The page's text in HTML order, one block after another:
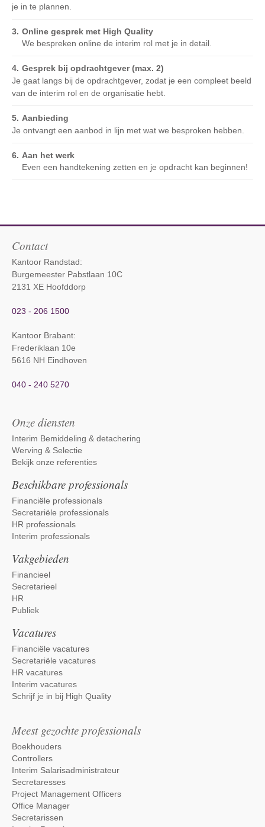
je in te plannen.
Online gesprek met High Quality
We bespreken online de interim rol met je in detail.
Gesprek bij opdrachtgever (max. 2)
Je gaat langs bij de opdrachtgever, zodat je een compleet beeld
van de interim rol en de organisatie hebt.
Aanbieding
Je ontvangt een aanbod in lijn met wat we besproken hebben.
Aan het werk
Even een handtekening zetten en je opdracht kan beginnen!
Contact
Kantoor Randstad:
Burgemeester Pabstlaan 10C
2131 XE Hoofddorp
023 - 206 1500
Kantoor Brabant:
Frederiklaan 10e
5616 NH Eindhoven
040 - 240 5270
Onze diensten
Interim Bemiddeling & detachering
Werving & Selectie
Bekijk onze referenties
Beschikbare professionals
Financiële professionals
Secretariële professionals
HR professionals
Interim professionals
Vakgebieden
Financieel
Secretarieel
HR
Publiek
Vacatures
Financiële vacatures
Secretariële vacatures
HR vacatures
Interim vacatures
Schrijf je in bij High Quality
Meest gezochte professionals
Boekhouders
Controllers
Interim Salarisadministrateur
Secretaresses
Project Management Officers
Office Manager
Secretarissen